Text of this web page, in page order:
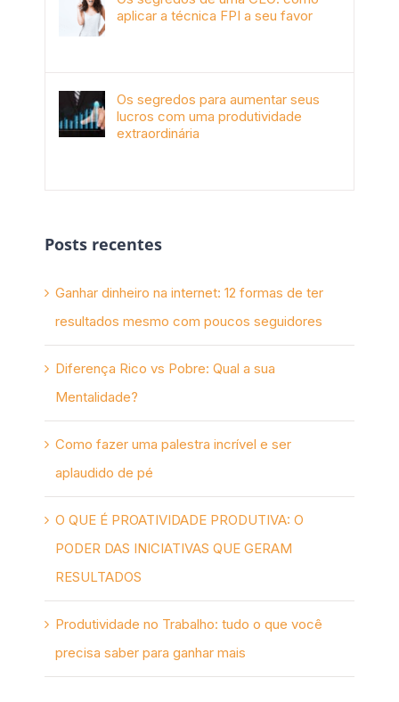
aplicar a técnica FPI a seu favor
Os segredos para aumentar seus
lucros com uma produtividade
extraordinária
Posts recentes
Ganhar dinheiro na internet: 12 formas de ter
resultados mesmo com poucos seguidores
Diferença Rico vs Pobre: Qual a sua
Mentalidade?
Como fazer uma palestra incrível e ser
aplaudido de pé
O QUE É PROATIVIDADE PRODUTIVA: O
PODER DAS INICIATIVAS QUE GERAM
RESULTADOS
Produtividade no Trabalho: tudo o que você
precisa saber para ganhar mais